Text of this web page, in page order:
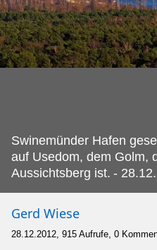
Swinemünder Hafen
auf Usedom, dem Golm,
Aussichtsberg ist. -
Gerd Wiese
28.12.2012, 915 Aufrufe, 0